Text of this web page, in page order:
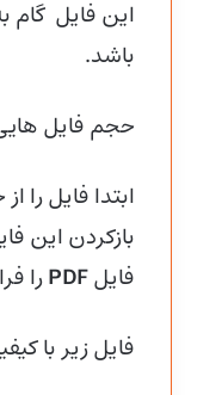
این فایل گام
باشد.
حجم فایل هایی که در
ابتدا فایل را
بازکردن این
فایلPDFرا
فایل زیر با